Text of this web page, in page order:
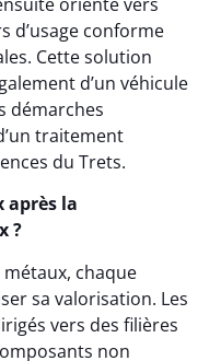
d’usage conforme
Cette solution
d’un véhicule
démarches
traitement
du Trets.
après la
?
chaque
sa valorisation. Les
vers des filières
non